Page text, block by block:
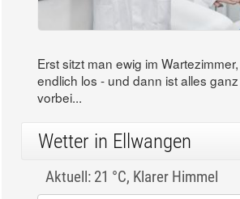
Erst sitzt man ewig im
endlich los - und dann ist alles
vorbei...
Wetter in Ellwangen
Aktuell: 21 °C, Klarer Himmel